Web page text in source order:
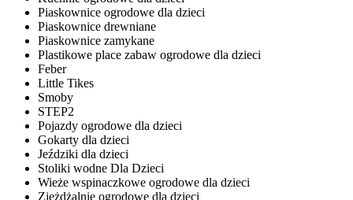
Piaskownice ogrodowe dla dzieci
Piaskownice drewniane
Piaskownice zamykane
Plastikowe place zabaw ogrodowe dla dzieci
Feber
Little Tikes
Smoby
STEP2
Pojazdy ogrodowe dla dzieci
Gokarty dla dzieci
Jeździki dla dzieci
Stoliki wodne Dla Dzieci
Wieże wspinaczkowe ogrodowe dla dzieci
Zjeżdżalnie ogrodowe dla dzieci